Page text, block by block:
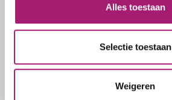
Alles toestaan
Selectie toestaan
Weigeren
088 - 005 5970
E-mail:info@vitalys.nl
Hoogeveen